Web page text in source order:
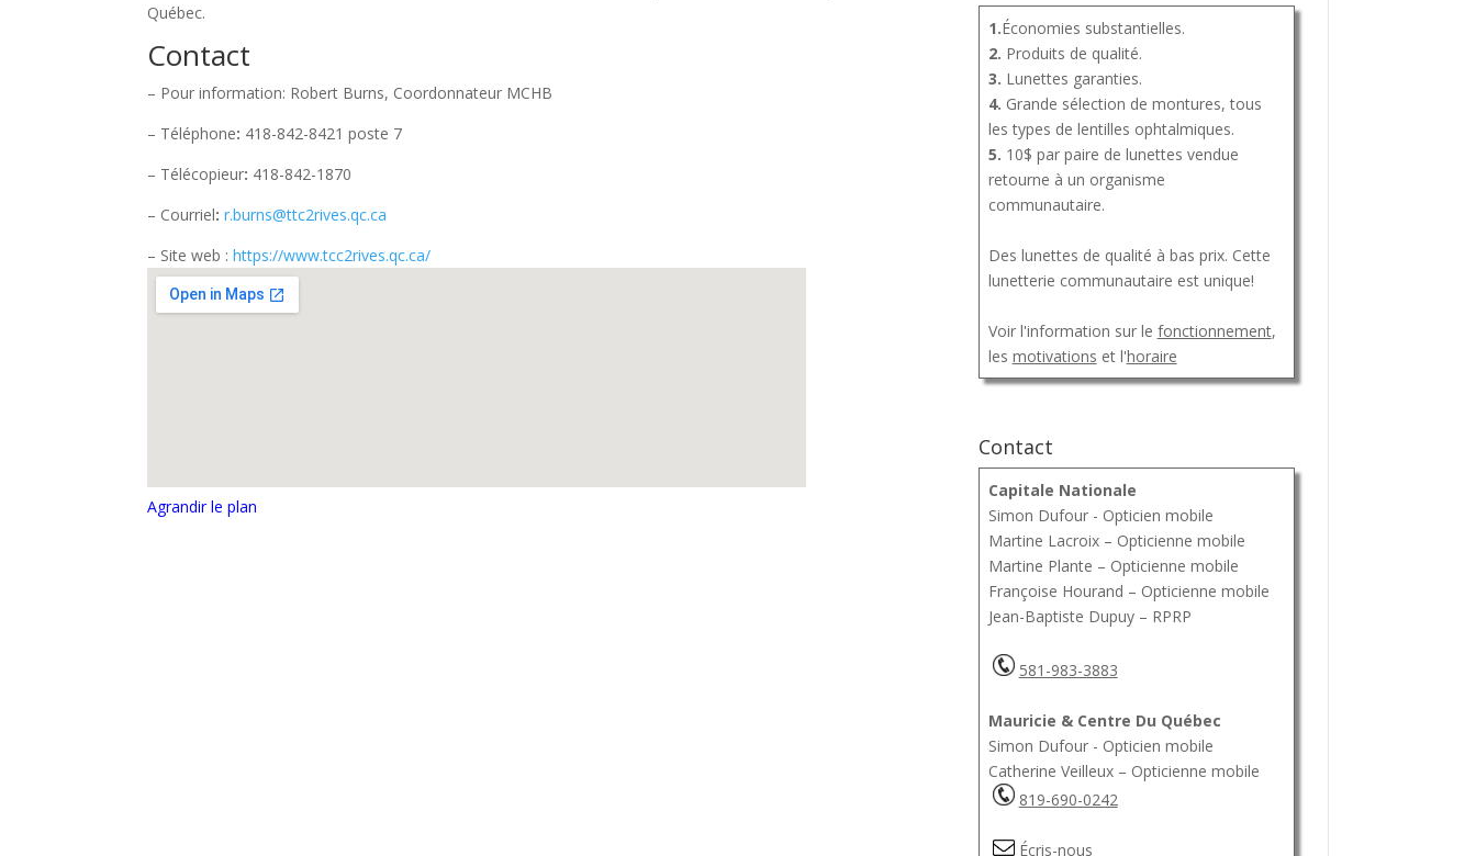
Québec.
Contact
– Pour information: Robert Burns, Coordonnateur MCHB
– Téléphone: 418-842-8421 poste 7
– Télécopieur: 418-842-1870
– Courriel: r.burns@ttc2rives.qc.ca
– Site web :https://www.tcc2rives.qc.ca/
Agrandir le plan
1.Économies substantielles.
2. Produits de qualité.
3. Lunettes garanties.
4. Grande sélection de montures, tous
les types de lentilles ophtalmiques.
5. 10$ par paire de lunettes vendue
retourne à un organisme
communautaire.
Des lunettes de qualité à bas prix. Cette
lunetterie communautaire est unique!
Voir l'information sur le fonctionnement,
les motivations et l'horaire
Contact
Capitale Nationale
Simon Dufour - Opticien mobile
Martine Lacroix – Opticienne mobile
Martine Plante – Opticienne mobile
Françoise Hourand – Opticienne mobile
Jean-Baptiste Dupuy – RPRP
581-983-3883
Mauricie & Centre Du Québec
Simon Dufour - Opticien mobile
Catherine Veilleux – Opticienne mobile
819-690-0242
Écris-nous